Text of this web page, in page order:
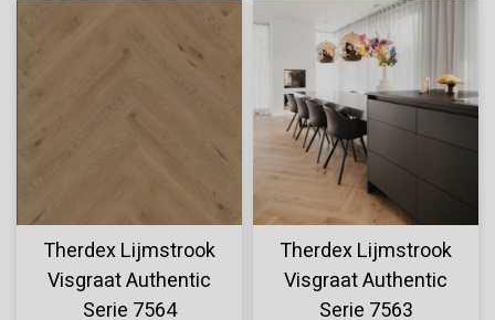
Therdex Lijmstrook
Visgraat Authentic
Serie 7564
Therdex Lijmstrook
Visgraat Authentic
Serie 7563